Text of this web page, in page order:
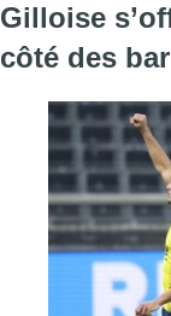
Gilloise
côté des